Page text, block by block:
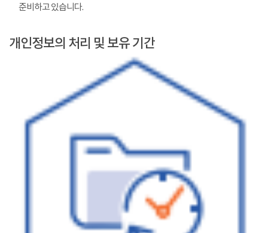
준비하고 있습니다.
개인정보의 처리 및 보유 기간